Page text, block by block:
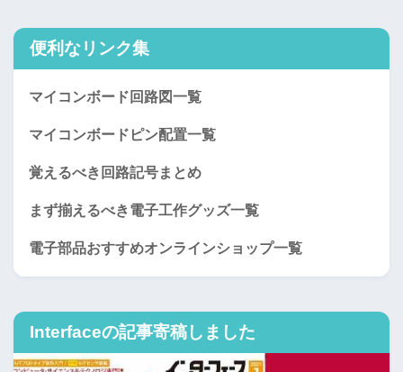
便利なリンク集
マイコンボード回路図一覧
マイコンボードピン配置一覧
覚えるべき回路記号まとめ
まず揃えるべき電子工作グッズ一覧
電子部品おすすめオンラインショップ一覧
Interfaceの記事寄稿しました